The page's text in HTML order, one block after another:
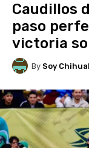
Caudillos
paso
victoria
By Soy